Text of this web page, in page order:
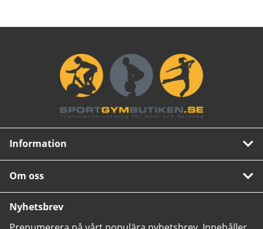
Information
Om oss
Nyhetsbrev